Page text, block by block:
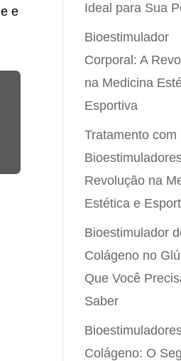
e
Ideal para Sua
Bioestimulador
Corporal: A
na Medicina
Esportiva
Tratamento com
Revolução na
Estética e
Bioestimulador
Colágeno no
Que Você
Saber
Colágeno: O